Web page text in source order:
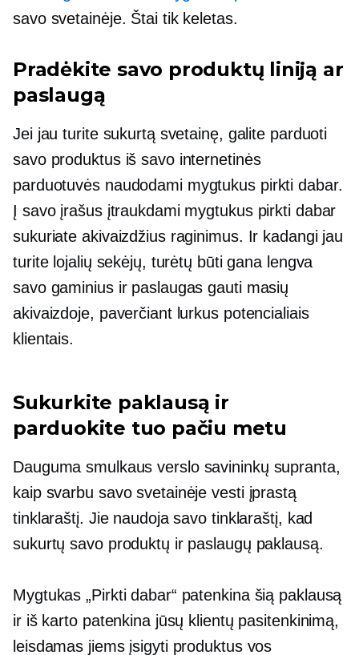
savo svetainėje. Štai tik keletas.
Pradėkite savo produktų liniją ar
paslaugą
Jei jau turite sukurtą svetainę, galite parduoti
savo produktus iš savo internetinės
parduotuvės naudodami mygtukus pirkti dabar.
Į savo įrašus įtraukdami mygtukus pirkti dabar
sukuriate akivaizdžius raginimus. Ir kadangi jau
turite lojalių sekėjų, turėtų būti gana lengva
savo gaminius ir paslaugas gauti masių
akivaizdoje, paverčiant lurkus potencialiais
klientais.
Sukurkite paklausą ir
parduokite tuo pačiu metu
Dauguma smulkaus verslo savininkų supranta,
kaip svarbu savo svetainėje vesti įprastą
tinklaraštį. Jie naudoja savo tinklaraštį, kad
sukurtų savo produktų ir paslaugų paklausą.
Mygtukas „Pirkti dabar“ patenkina šią paklausą
ir iš karto patenkina jūsų klientų pasitenkinimą,
leisdamas jiems įsigyti produktus vos